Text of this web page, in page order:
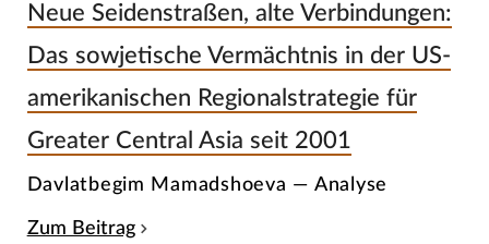
Neue Seidenstraßen, alte Verbindungen:
Das sowjetische Vermächtnis in der US-
amerikanischen Regionalstrategie für
Greater Central Asia seit 2001
Davlatbegim Mamadshoeva — Analyse
Zum Beitrag